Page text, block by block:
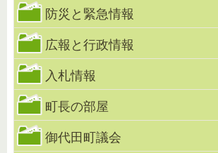
防災と緊急情報
広報と行政情報
入札情報
町長の部屋
御代田町議会